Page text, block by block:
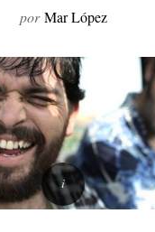
por Mar López